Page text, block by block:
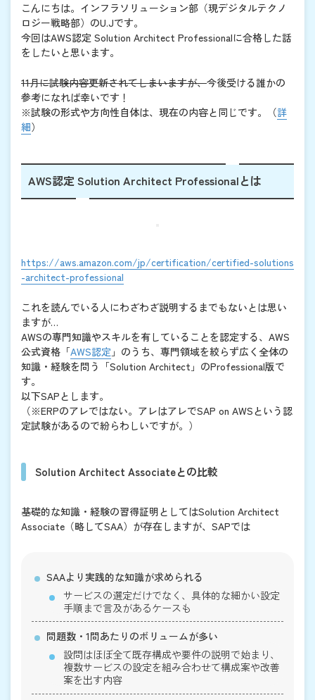
こんにちは。インフラソリューション部（現デジタルテクノ
ロジー戦略部）のU.Jです。
今回はAWS認定 Solution Architect Professionalに合格した話
をしたいと思います。
11月に試験内容更新されてしまいますが、今後受ける誰かの
参考になれば幸いです！
※試験の形式や方向性自体は、現在の内容と同じです。（詳
細）
AWS認定 Solution Architect Professionalとは
https://aws.amazon.com/jp/certification/certified-solutions
-architect-professional
これを読んでいる人にわざわざ説明するまでもないとは思い
ますが…
AWSの専門知識やスキルを有していることを認定する、AWS
公式資格「AWS認定 」のうち、専門領域を絞らず広く全体の
知識・経験を問う「Solution Architect」のProfessional版で
す。
以下SAPとします。
（※ERPのアレではない。アレはアレでSAP on AWSという認
定試験があるので紛らわしいですが。）
Solution Architect Associateとの比較
基礎的な知識・経験の習得証明としてはSolution Architect
Associate（略してSAA）が存在しますが、SAPでは
SAAより実践的な知識が求められる
サービスの選定だけでなく、具体的な細かい設定
手順まで言及があるケースも
問題数・1問あたりのボリュームが多い
設問はほぼ全て既存構成や要件の説明で始まり、
複数サービスの設定を組み合わせて構成案や改善
案を出す内容